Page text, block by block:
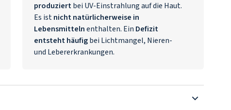
produziertbei UV-Einstrahlung auf die Haut.
Es istnicht natürlicherweise in
Lebensmittelnenthalten. Ein Defizit
entsteht häufigbei Lichtmangel, Nieren-
und Lebererkrankungen.